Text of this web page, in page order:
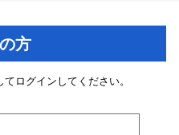
方
ログインしてください。